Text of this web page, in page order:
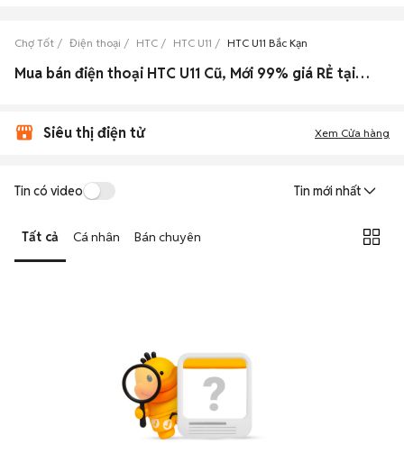
Chợ Tốt Điện thoại HTC HTC U11 HTC U11 Bắc Kạn
Mua bán điện thoại HTC U11 Cũ, Mới 99% giá RẺ tại Bắc Kạn
Siêu thị điện tử Xem Cửa hàng
Tin có video Tin mới nhất
Tất cả Cá nhân Bán chuyên